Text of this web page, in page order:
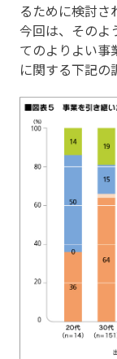
るために検討さ
今回は、そのよ
てのよりよい事
に関する下記の